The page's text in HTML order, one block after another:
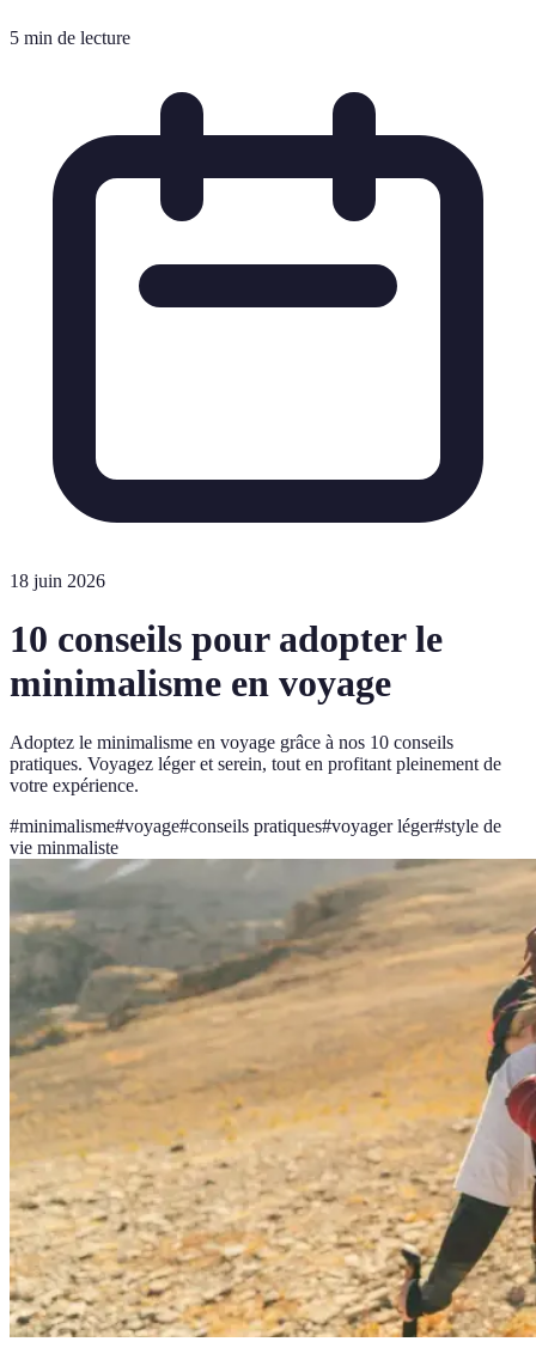
5 min de lecture
18 juin 2026
10 conseils pour adopter le
minimalisme en voyage
Adoptez le minimalisme en voyage grâce à nos 10 conseils
pratiques. Voyagez léger et serein, tout en profitant pleinement de
votre expérience.
#minimalisme#voyage#conseils pratiques#voyager léger#style de
vie minmaliste